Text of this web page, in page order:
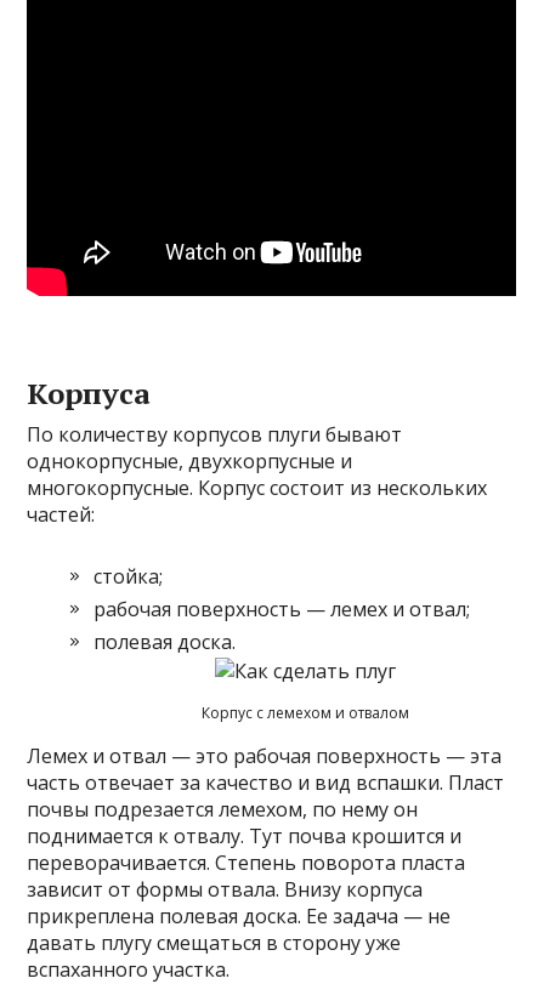
Корпуса
По количеству корпусов плуги бывают
однокорпусные, двухкорпусные и
многокорпусные. Корпус состоит из нескольких
частей:
стойка;
рабочая поверхность — лемех и отвал;
полевая доска.
Корпус с лемехом и отвалом
Лемех и отвал — это рабочая поверхность — эта
часть отвечает за качество и вид вспашки. Пласт
почвы подрезается лемехом, по нему он
поднимается к отвалу. Тут почва крошится и
переворачивается. Степень поворота пласта
зависит от формы отвала. Внизу корпуса
прикреплена полевая доска. Ее задача — не
давать плугу смещаться в сторону уже
вспаханного участка.